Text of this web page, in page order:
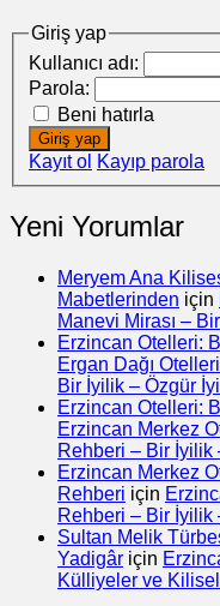
Giriş yap
Kullanıcı adı:
Parola:
Beni hatırla
Giriş yap
Kayıt ol Kayıp parola
Yeni Yorumlar
Meryem Ana
Mabetlerinden için
Manevi Mirası –
Erzincan Otelleri:
Ergan Dağı
Bir İyilik – Özgür
Erzincan Otelleri:
Erzincan Merkez
Rehberi – Bir İyilik
Erzincan Merkez
Rehberi için
Rehberi – Bir İyilik
Sultan Melik
Yadigâr için
Külliyeler ve